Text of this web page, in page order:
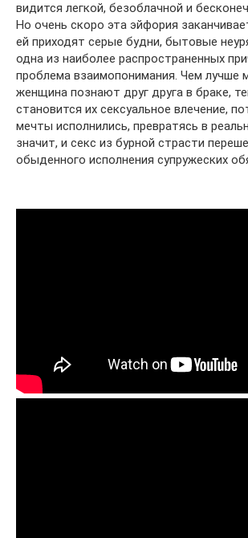
видится легкой, безоблачной и
Но очень скоро эта эйфория
ей приходят серые будни, бытовые
одна из наиболее распространенных
проблема взаимопонимания. Чем лучше
женщина познают друг друга в браке,
становится их сексуальное влечение,
мечты исполнились, превратясь в
значит, и секс из бурной страсти
обыденного исполнения супружеских